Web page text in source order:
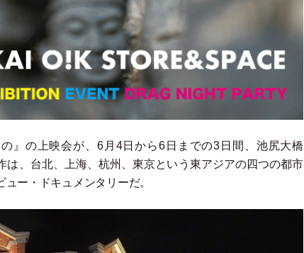
』の上映会が、6月4日から6日までの3日間、池尻大橋
は、台北、上海、杭州、東京という東アジアの四つの都市
ュー ・ ドキュメンタリーだ。